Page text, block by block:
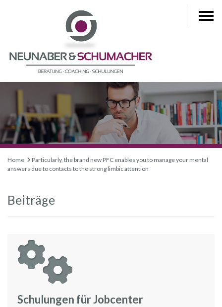
Home
Particularly, the brand new PFC enables you to manage your mental
answers due to contacts to the strong limbic attention
Beiträge
Schulungen für Jobcenter